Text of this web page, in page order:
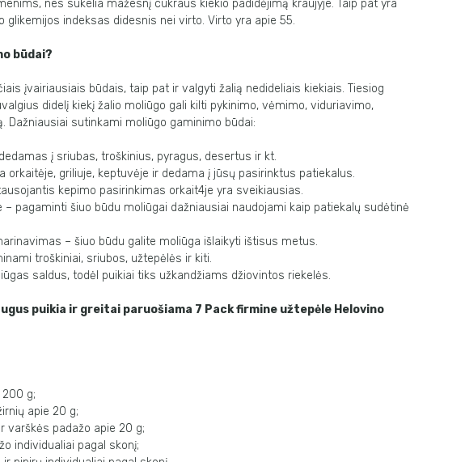
nes sukelia mažesnį cukraus kiekio padidėjimą kraujyje. Taip pat yra
glikemijos indeksas didesnis nei virto. Virto yra apie 55.
būdai?
įvairiausiais būdais, taip pat ir valgyti žalią nedideliais kiekiais. Tiesiog
didelį kiekį žalio moliūgo gali kilti pykinimo, vėmimo, viduriavimo,
Dažniausiai sutinkami moliūgo gaminimo būdai:
į sriubas, troškinius, pyragus, desertus ir kt.
orkaitėje, griliuje, keptuvėje ir dedama į jūsų pasirinktus patiekalus.
kepimo pasirinkimas orkait4je yra sveikiausias.
– pagaminti šiuo būdu moliūgai dažniausiai naudojami kaip patiekalų sudėtinė
– šiuo būdu galite moliūga išlaikyti ištisus metus.
troškiniai, sriubos, užtepėlės ir kiti.
saldus, todėl puikiai tiks užkandžiams džiovintos riekelės.
puikia ir greitai paruošiama 7 Pack firmine užtepėle Helovino
g;
apie 20 g;
varškės padažo apie 20 g;
individualiai pagal skonį;